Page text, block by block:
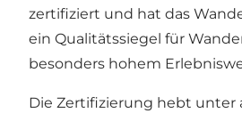
zertifiziert und hat das
ein Qualitätssiegel für
besonders hohem
Die Zertifizierung hebt unter